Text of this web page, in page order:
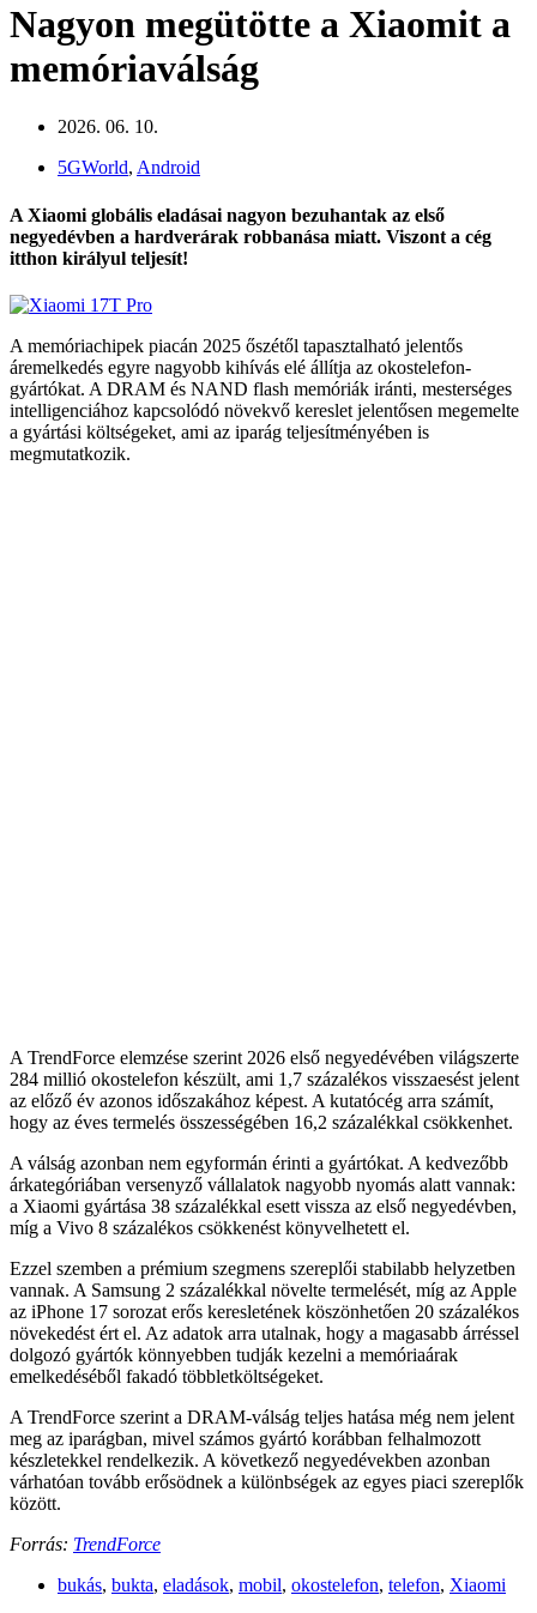
Nagyon megütötte a Xiaomit a
memóriaválság
2026. 06. 10.
5GWorld, Android
A Xiaomi globális eladásai nagyon bezuhantak az első
negyedévben a hardverárak robbanása miatt. Viszont a cég
itthon királyul teljesít!
A memóriachipek piacán 2025 őszétől tapasztalható jelentős
áremelkedés egyre nagyobb kihívás elé állítja az okostelefon-
gyártókat. A DRAM és NAND flash memóriák iránti, mesterséges
intelligenciához kapcsolódó növekvő kereslet jelentősen megemelte
a gyártási költségeket, ami az iparág teljesítményében is
megmutatkozik.
A TrendForce elemzése szerint 2026 első negyedévében világszerte
284 millió okostelefon készült, ami 1,7 százalékos visszaesést jelent
az előző év azonos időszakához képest. A kutatócég arra számít,
hogy az éves termelés összességében 16,2 százalékkal csökkenhet.
A válság azonban nem egyformán érinti a gyártókat. A kedvezőbb
árkategóriában versenyző vállalatok nagyobb nyomás alatt vannak:
a Xiaomi gyártása 38 százalékkal esett vissza az első negyedévben,
míg a Vivo 8 százalékos csökkenést könyvelhetett el.
Ezzel szemben a prémium szegmens szereplői stabilabb helyzetben
vannak. A Samsung 2 százalékkal növelte termelését, míg az Apple
az iPhone 17 sorozat erős keresletének köszönhetően 20 százalékos
növekedést ért el. Az adatok arra utalnak, hogy a magasabb árréssel
dolgozó gyártók könnyebben tudják kezelni a memóriaárak
emelkedéséből fakadó többletköltségeket.
A TrendForce szerint a DRAM-válság teljes hatása még nem jelent
meg az iparágban, mivel számos gyártó korábban felhalmozott
készletekkel rendelkezik. A következő negyedévekben azonban
várhatóan tovább erősödnek a különbségek az egyes piaci szereplők
között.
Forrás: TrendForce
bukás, bukta, eladások, mobil, okostelefon, telefon, Xiaomi